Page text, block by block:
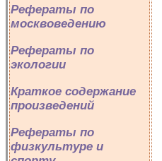
Рефераты по
москвоведению
Рефераты по
экологии
Краткое содержание
произведений
Рефераты по
физкультуре и